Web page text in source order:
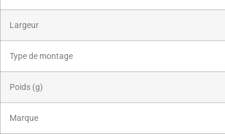
Largeur
Type de montage
Poids (g)
Marque